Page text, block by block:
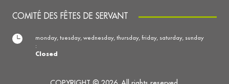
COMITÉ DES FÊTES DE SERVANT
monday, tuesday, wednesday, thursday, friday, saturday, sunday
:
Closed